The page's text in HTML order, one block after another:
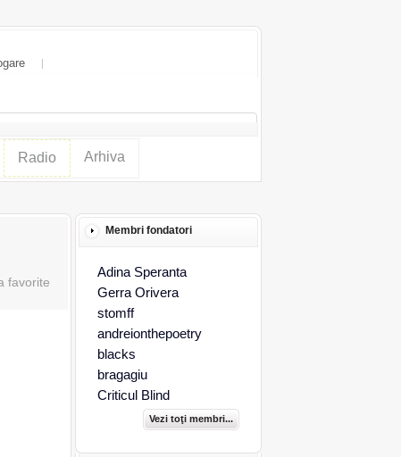
Radio Arhiva
Membri fondatori
Adina Speranta
Gerra Orivera
stomff
andreionthepoetry
blacks
bragagiu
Criticul Blind
Vezi toţi membri...